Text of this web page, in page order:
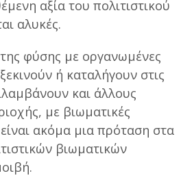
αξία του πολιτιστικού
αλυκές.
φύσης με οργανωμένες
ή καταλήγουν στις
και άλλους
με βιωματικές
ακόμα μια πρόταση στα
βιωματικών